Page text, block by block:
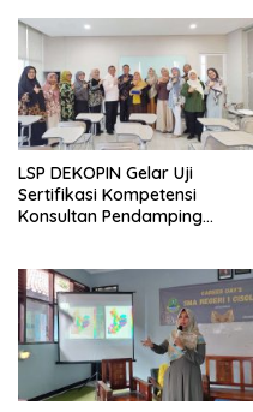
LSP DEKOPIN Gelar Uji
Sertifikasi Kompetensi
Konsultan Pendamping